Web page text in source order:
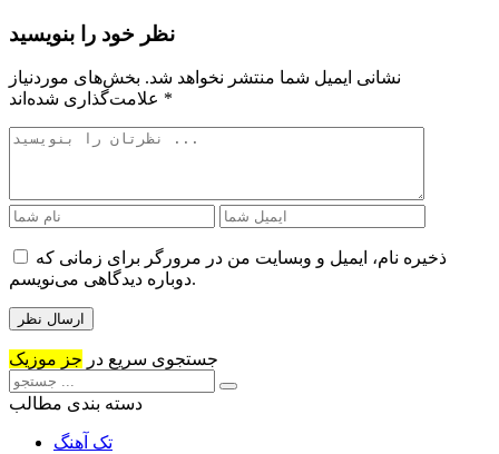
نظر خود را بنویسید
نشانی ایمیل شما منتشر نخواهد شد. بخش‌های موردنیاز
*
ذخیره نام، ایمیل و وبسایت من در مرورگر برای زمانی که
دوباره دیدگاهی می‌نویسم.
جستجوی سریع در جز موزیک
دسته بندی مطالب
تک آهنگ